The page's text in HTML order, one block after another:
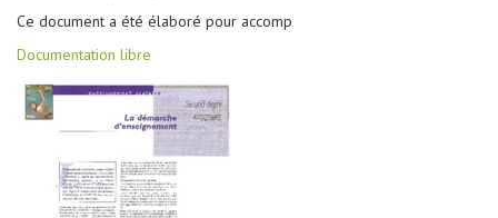
Ce document a été élaboré pour accomp
Documentation libre